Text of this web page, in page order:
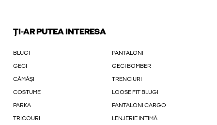
ȚI-AR PUTEA INTERESA
BLUGI PANTALONI
GECI GECI BOMBER
CĂMĂȘI TRENCIURI
COSTUME LOOSE FIT BLUGI
PARKA PANTALONI CARGO
TRICOURI LENJERIE INTIMĂ